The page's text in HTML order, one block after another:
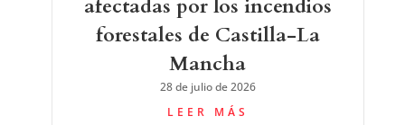
afectadas por los incendios
forestales de Castilla-La
Mancha
28 de julio de 2026
LEER MÁS